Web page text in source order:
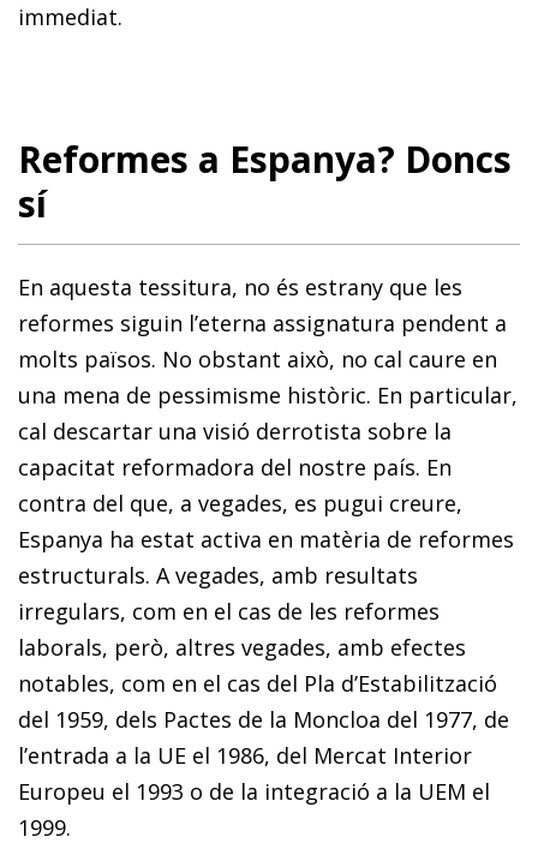
immediat.
Reformes a Espanya? Doncs
sí
En aquesta tessitura, no és estrany que les
reformes siguin l’eterna assignatura pendent a
molts països. No obstant això, no cal caure en
una mena de pessimisme històric. En particular,
cal descartar una visió derrotista sobre la
capacitat reformadora del nostre país. En
contra del que, a vegades, es pugui creure,
Espanya ha estat activa en matèria de reformes
estructurals. A vegades, amb resultats
irregulars, com en el cas de les reformes
laborals, però, altres vegades, amb efectes
notables, com en el cas del Pla d’Estabilització
del 1959, dels Pactes de la Moncloa del 1977, de
l’entrada a la UE el 1986, del Mercat Interior
Europeu el 1993 o de la integració a la UEM el
1999.